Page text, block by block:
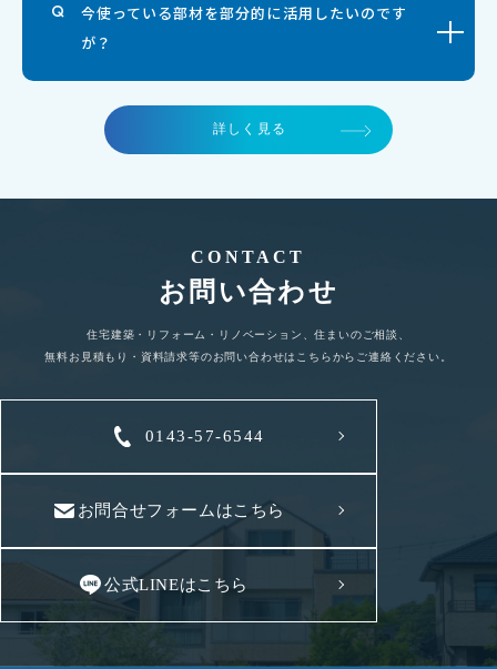
今使っている部材を部分的に活用したいのです
が？
詳しく見る
CONTACT
お問い合わせ
住宅建築・リフォーム・リノベーション、住まいのご相談、
無料お見積もり・資料請求等のお問い合わせはこちらからご連絡ください。
0143-57-6544
お問合せフォームはこちら
公式LINEはこちら